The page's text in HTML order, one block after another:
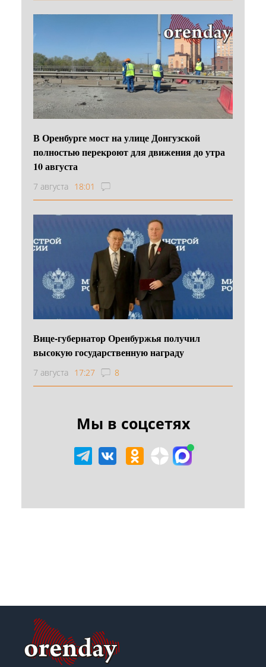
В Оренбурге мост на улице Донгузской
полностью перекроют для движения до утра
10 августа
7 августа 18:01
Вице-губернатор Оренбуржья получил
высокую государственную награду
7 августа 17:27 8
Мы в соцсетях